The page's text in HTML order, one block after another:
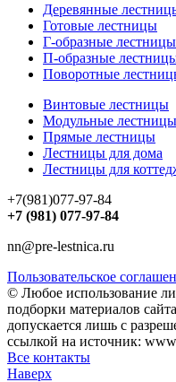
Деревянные
Готовые лестницы
Г-образные лестницы
П-образные
Поворотные
Винтовые лестницы
Модульные лестницы
Прямые лестницы
Лестницы для дома
Лестницы для
+7(981)077-97-84
+7 (981) 077-97-84
nn@pre-lestnica.ru
Пользовательское
© Любое использование
подборки материалов
допускается лишь с
ссылкой на источник:
Все контакты
Наверх